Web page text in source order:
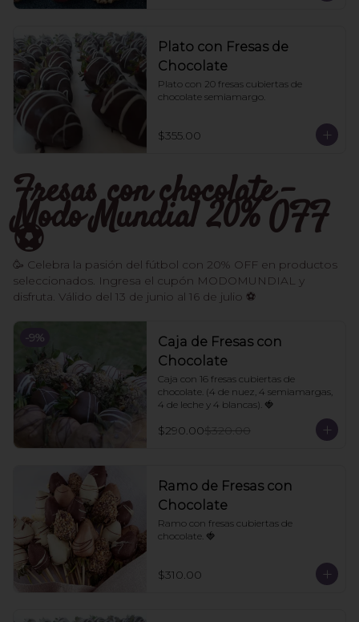
Plato con Fresas de
Chocolate
Plato con 20 fresas cubiertas de
chocolate semiamargo.
$355.00
Fresas con chocolate -
Modo Mundial 20% OFF
⚽️
🥳 Celebra la pasión del fútbol con 20% OFF en productos
seleccionados. Ingresa el cupón MODOMUNDIAL y
disfruta. Válido del 13 de junio al 16 de julio ⚽
-9%
Caja de Fresas con
Chocolate
Caja con 16 fresas cubiertas de
chocolate. (4 de nuez, 4 semiamargas,
4 de leche y 4 blancas). 🍓
$290.00$320.00
Ramo de Fresas con
Chocolate
Ramo con fresas cubiertas de
chocolate. 🍓
$310.00